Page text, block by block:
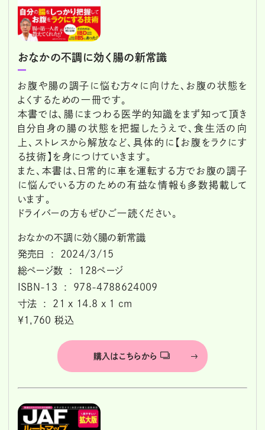
おなかの不調に効く腸の新常識
お腹や腸の調子に悩む方々に向けた、お腹の状態を
よくするための一冊です。
本書では、腸にまつわる医学的知識をまず知って頂き
自分自身の腸の状態を把握したうえで、食生活の向
上、ストレスから解放など、具体的に【お腹をラクにす
る技術】を身につけていきます。
また、本書は、日常的に車を運転する方でお腹の調子
に悩んでいる方のための有益な情報も多数掲載して
います。
ドライバーの方もぜひご一読ください。
おなかの不調に効く腸の新常識
発売日 ‏ : ‎ 2024/3/15
総ページ数 ‏ : ‎ 128ページ
ISBN-13 ‏ : ‎ 978-4788624009
寸法 ‏ : ‎ 21 x 14.8 x 1 cm
￥1,760 税込
購入はこちらから